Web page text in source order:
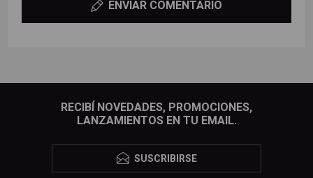
ENVIAR COMENTARIO
RECIBÍ NOVEDADES, PROMOCIONES,
LANZAMIENTOS EN TU EMAIL.
SUSCRIBIRSE